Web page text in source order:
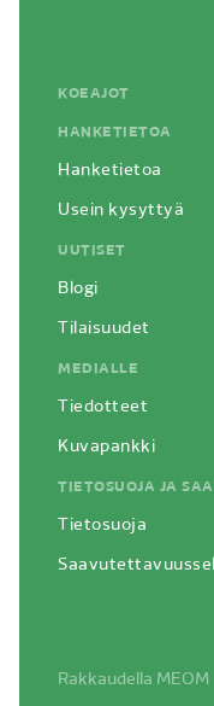
KOEAJOT
HANKETIETOA
Hanketietoa
Usein kysyttyä
UUTISET
Blogi
Tilaisuudet
MEDIALLE
Tiedotteet
Kuvapankki
TIETOSUOJA JA
Tietosuoja
Rakkaudella MEOM
Siirry